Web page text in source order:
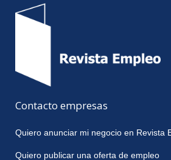
Contacto empresas
Quiero anunciar mi negocio en Revista
Quiero publicar una oferta de empleo